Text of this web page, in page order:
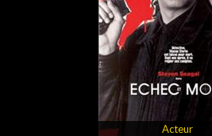
Acteur